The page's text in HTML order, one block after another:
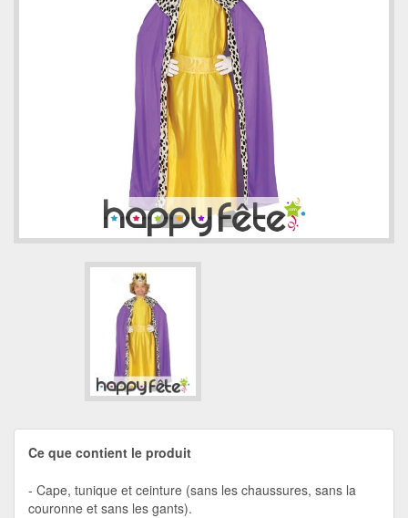
Ce que contient le produit
Cape, tunique et ceinture (sans les chaussures, sans la
couronne et sans les gants).